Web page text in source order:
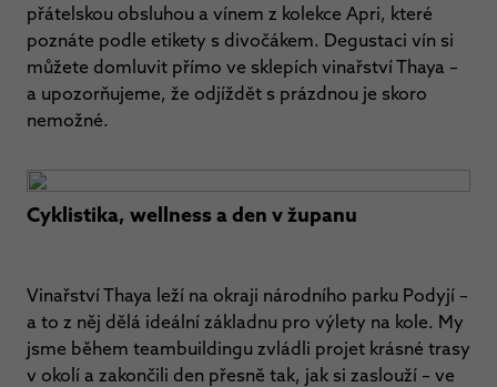
přátelskou obsluhou a vínem z kolekce Apri, které
poznáte podle etikety s divočákem. Degustaci vín si
můžete domluvit přímo ve sklepích vinařství Thaya –
a upozorňujeme, že odjíždět s prázdnou je skoro
nemožné.
Cyklistika, wellness a den v županu
Vinařství Thaya leží na okraji národního parku Podyjí –
a to z něj dělá ideální základnu pro výlety na kole. My
jsme během teambuildingu zvládli projet krásné trasy
v okolí a zakončili den přesně tak, jak si zaslouží – ve